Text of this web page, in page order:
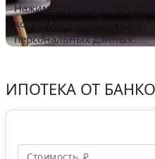
Нажимая кнопку вы
конфиденциальности и
персональных данных.
ИПОТЕКА ОТ